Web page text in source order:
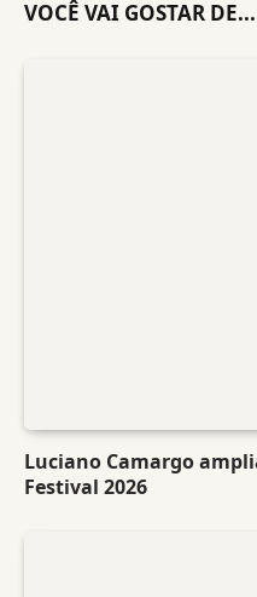
VOCÊ VAI GOSTAR DE...
Luciano Camargo
Festival 2026